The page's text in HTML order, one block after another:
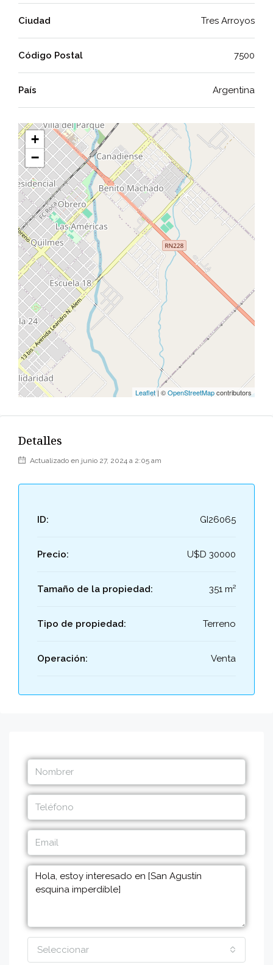
Ciudad Tres Arroyos
Código Postal 7500
País Argentina
+
−
Leaflet| ©OpenStreetMapcontributors
Detalles
Actualizado en junio 27, 2024 a 2:05 am
ID: GI26065
Precio: U$D 30000
Tamaño de la propiedad: 351 m²
Tipo de propiedad: Terreno
Operación: Venta
Seleccionar